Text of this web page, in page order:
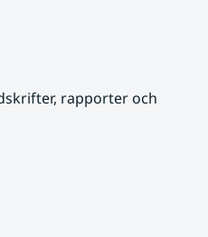
rapporter och